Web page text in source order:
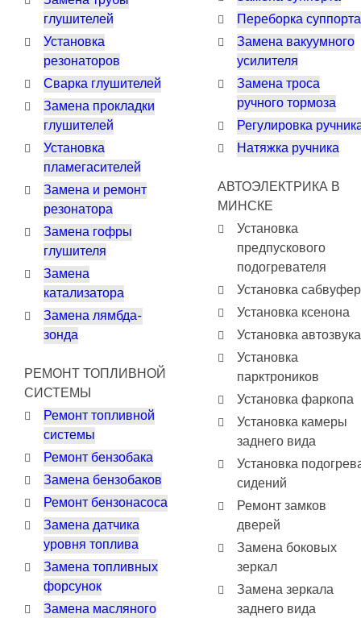
глушителей
Установка
резонаторов
Сварка глушителей
Замена прокладки
глушителей
Установка
пламегасителей
Замена и ремонт
резонатора
Замена гофры
глушителя
Замена
катализатора
Замена лямбда-
зонда
РЕМОНТ ТОПЛИВНОЙ
СИСТЕМЫ
Ремонт топливной
системы
Ремонт бензобака
Замена бензобаков
Ремонт бензонасоса
Замена датчика
уровня топлива
Замена топливных
форсунок
Замена масляного
Переборка суппорта
Замена вакуумного
усилителя
Замена троса
ручного тормоза
Регулировка
Натяжка ручника
АВТОЭЛЕКТРИКА В
МИНСКЕ
Установка
предпускового
подогревателя
Установка
Установка ксенона
Установка автозвука
Установка
парктроников
Установка фаркопа
Установка камеры
заднего вида
Установка
сидений
Ремонт замков
дверей
Замена боковых
зеркал
Замена зеркала
заднего вида